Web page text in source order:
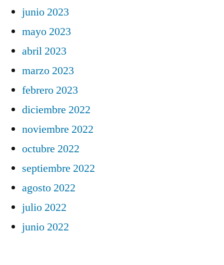
junio 2023
mayo 2023
abril 2023
marzo 2023
febrero 2023
diciembre 2022
noviembre 2022
octubre 2022
septiembre 2022
agosto 2022
julio 2022
junio 2022